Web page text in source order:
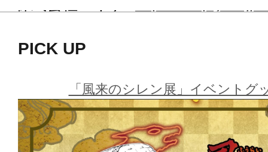
PICK UP
「風来のシレン展」イベントグ